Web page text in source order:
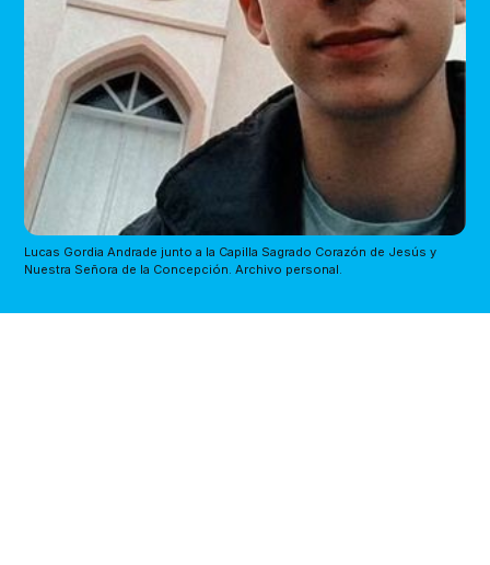
Lucas Gordia Andrade junto a la Capilla Sagrado Corazón de Jesús y
Nuestra Señora de la Concepción. Archivo personal.